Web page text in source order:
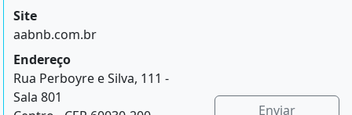
Site
aabnb.com.br
Endereço
Rua Perboyre e Silva, 111 -
Sala 801
Enviar